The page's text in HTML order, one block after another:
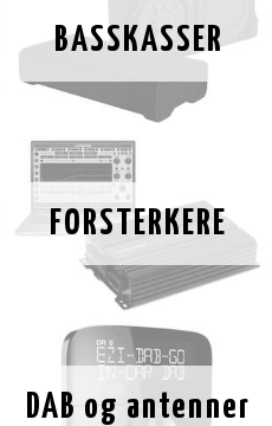
BASSKASSER
FORSTERKERE
DAB og antenner